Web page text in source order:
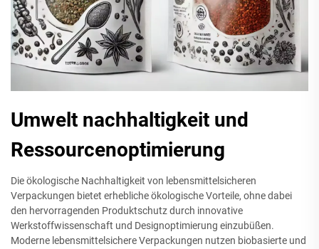
Umwelt nachhaltigkeit und
Ressourcenoptimierung
Die ökologische Nachhaltigkeit von lebensmittelsicheren
Verpackungen bietet erhebliche ökologische Vorteile, ohne dabei
den hervorragenden Produktschutz durch innovative
Werkstoffwissenschaft und Designoptimierung einzubüßen.
Moderne lebensmittelsichere Verpackungen nutzen biobasierte und